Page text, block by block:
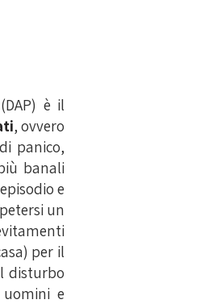
è il
, ovvero
panico,
banali
e
un
per il
disturbo
e